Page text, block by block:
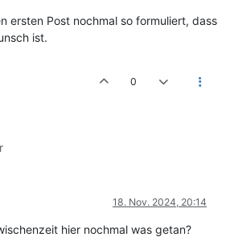
ersten Post nochmal so formuliert, dass
ist.
0
18. Nov. 2024, 20:14
hier nochmal was getan?